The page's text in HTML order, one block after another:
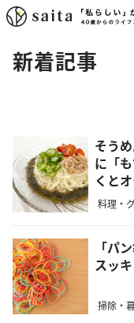
新着記事
そう
に「
くと
料理・
「パ
スッ
掃除・